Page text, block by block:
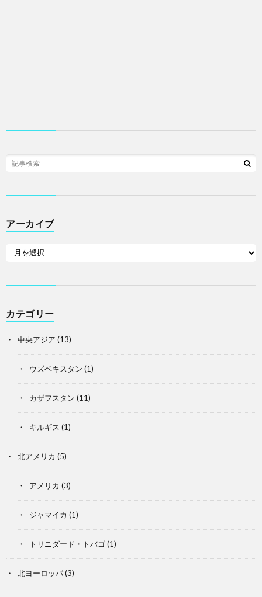
アーカイブ
カテゴリー
中央アジア (13)
ウズベキスタン (1)
カザフスタン (11)
キルギス (1)
北アメリカ (5)
アメリカ (3)
ジャマイカ (1)
トリニダード・トバゴ(1)
北ヨーロッパ(3)